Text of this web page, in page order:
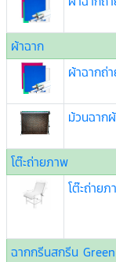
ผ้าฉาก
ผ้าฉากถ่
ม้วนฉาก
โต๊ะถ่ายภาพ
โต๊ะถ่าย
ฉากกรีนสกรีน